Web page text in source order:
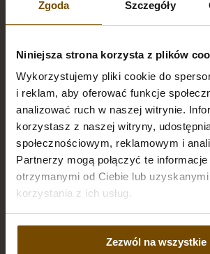
Zgoda Szczegóły
Niniejsza strona korzysta z plików
Wykorzystujemy pliki cookie do
i reklam, aby oferować funkcje
analizować ruch w naszej witrynie.
korzystasz z naszej witryny,
społecznościowym, reklamowym i
Partnerzy mogą połączyć te
otrzymanymi od Ciebie lub
korzystania z ich usług.
Zezwól na wszystkie
Normobaria a Zdrowa i Promienna
Chcesz poprawić swoje zdrowie i
nowoczesnej terapii
Skontaktuj się z nami już dziś i
korzyści może przynieść Ci
Jesteśmy tutaj, aby
wszystkie Twoje pytania i
rezerwacji.